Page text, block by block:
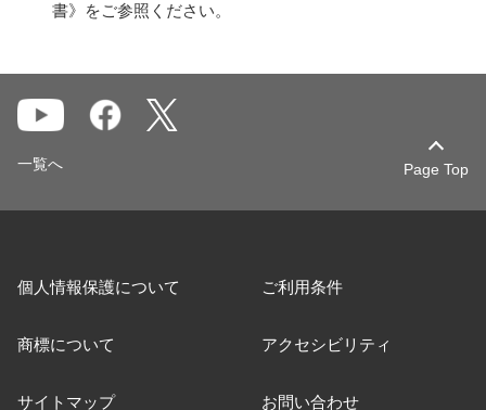
書》をご参照ください。
Page Top
一覧へ
個人情報保護について ご利用条件
商標について アクセシビリティ
サイトマップ お問い合わせ